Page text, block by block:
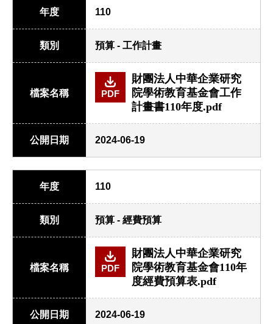
年度 110
類別 預算 - 工作計畫
檔案名稱 PDF
財團法人中華企業研究
院學術教育基金會工作
計畫書110年度.pdf
公開日期 2024-06-19
年度 110
類別 預算 - 經費預算
檔案名稱 PDF
財團法人中華企業研究
院學術教育基金會110年
度經費預算表.pdf
公開日期 2024-06-19